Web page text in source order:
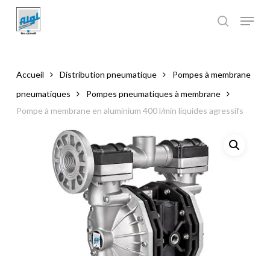
main
Accueil Distribution pneumatique
Pompes à membrane
pneumatiques
Pompes pneumatiques à membrane
Pompe à membrane en aluminium 400 l/min liquides agressifs